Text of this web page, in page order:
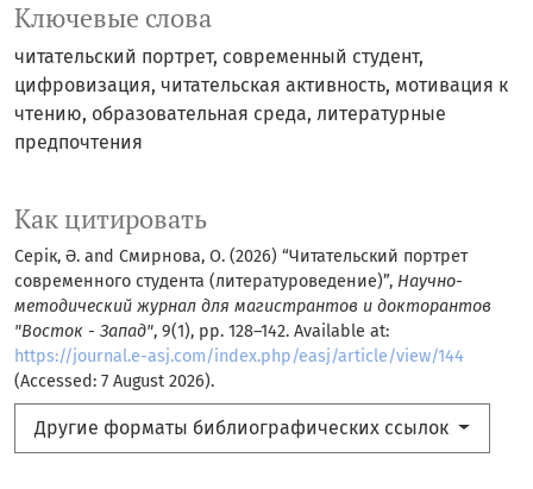
Ключевые слова
читательский портрет, современный студент,
цифровизация, читательская активность, мотивация к
чтению, образовательная среда, литературные
предпочтения
Как цитировать
Серік, Ә. and Смирнова, О. (2026) “Читательский портрет
современного студента (литературоведение)”, Научно-
методический журнал для магистрантов и докторантов
"Восток - Запад", 9(1), pp. 128–142. Available at:
https://journal.e-asj.com/index.php/easj/article/view/144
(Accessed: 7 August 2026).
Другие форматы библиографических ссылок